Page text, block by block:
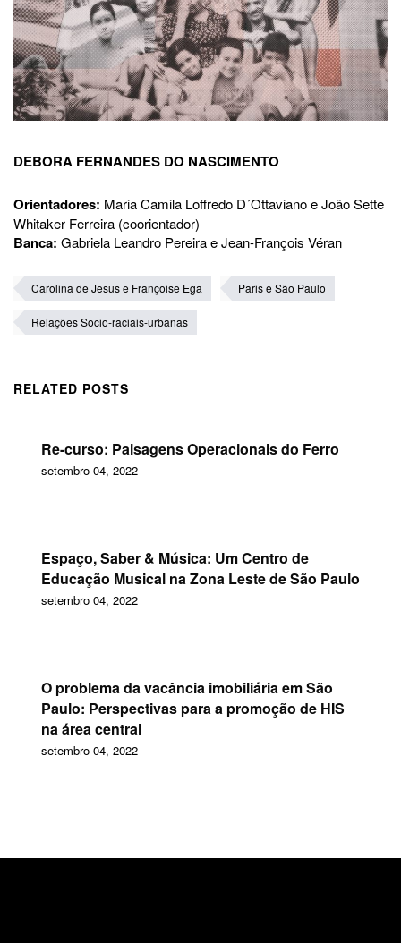
DEBORA FERNANDES DO NASCIMENTO
Orientadores: Maria Camila Loffredo D´Ottaviano e João Sette
Whitaker Ferreira (coorientador)
Banca: Gabriela Leandro Pereira e Jean-François Véran
Carolina de Jesus e Françoise Ega Paris e São Paulo
Relações Socio-raciais-urbanas
RELATED POSTS
Re-curso: Paisagens Operacionais do Ferro
setembro 04, 2022
Espaço, Saber & Música: Um Centro de
Educação Musical na Zona Leste de São Paulo
setembro 04, 2022
O problema da vacância imobiliária em São
Paulo: Perspectivas para a promoção de HIS
na área central
setembro 04, 2022